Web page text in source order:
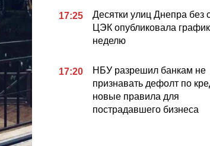
17:25
Десятки улиц Днепра без
ЦЭК опубликовала
неделю
17:20
НБУ разрешил банкам не
признавать дефолт по
новые правила для
пострадавшего бизнеса